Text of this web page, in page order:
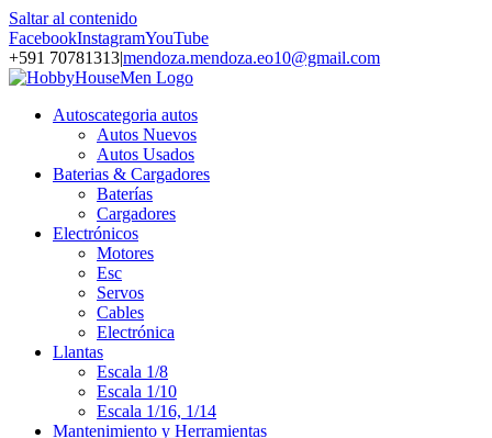
Saltar al contenido
FacebookInstagramYouTube
+591 70781313|mendoza.mendoza.eo10@gmail.com
Autoscategoria autos
Autos Nuevos
Autos Usados
Baterias & Cargadores
Baterías
Cargadores
Electrónicos
Motores
Esc
Servos
Cables
Electrónica
Llantas
Escala 1/8
Escala 1/10
Escala 1/16, 1/14
Mantenimiento y Herramientas